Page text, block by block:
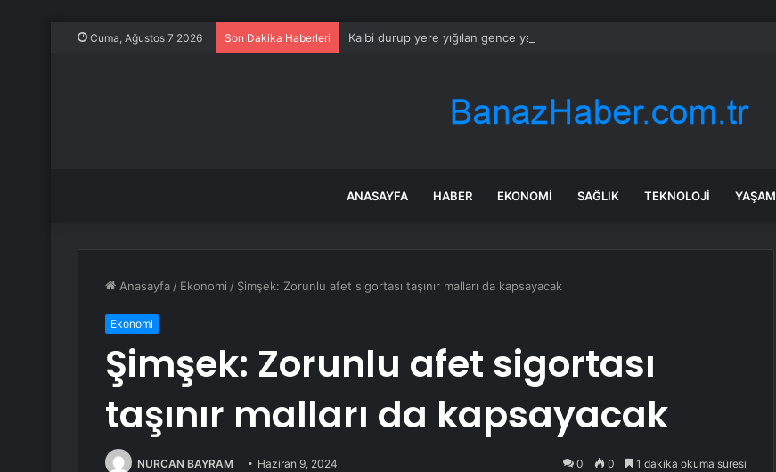
Cuma, Ağustos 7 2026 Son Dakika Haberleri Kalbi durup yere yığılan gence yardım etmek yerine 6 bin lirasını çaldı
ANASAYFA HABER EKONOMI SAĞLIK TEKNOLOJI YAŞAM
Anasayfa / Ekonomi / Şimşek: Zorunlu afet sigortası taşınır malları da kapsayacak
Ekonomi
Şimşek: Zorunlu afet sigortası
taşınır malları da kapsayacak
NURCAN BAYRAM Haziran 9, 2024 0 0 1 dakika okuma süresi